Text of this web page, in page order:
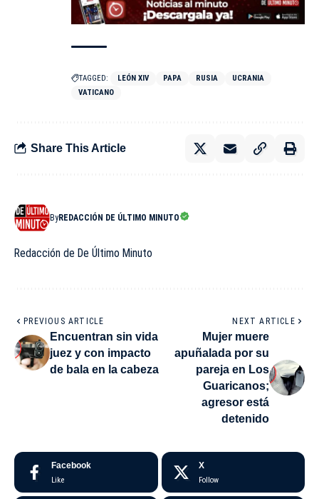
TAGGED: LEÓN XIV PAPA RUSIA
UCRANIA
VATICANO
Share This Article
ByREDACCIÓN DE ÚLTIMO MINUTO
Redacción de De Último Minuto
PREVIOUS ARTICLE
Encuentran sin vida
juez y con impacto
de bala en la cabeza
NEXT ARTICLE
Mujer muere
apuñalada por su
pareja en Los
Guaricanos;
agresor está
detenido
Facebook
Like
X
Follow